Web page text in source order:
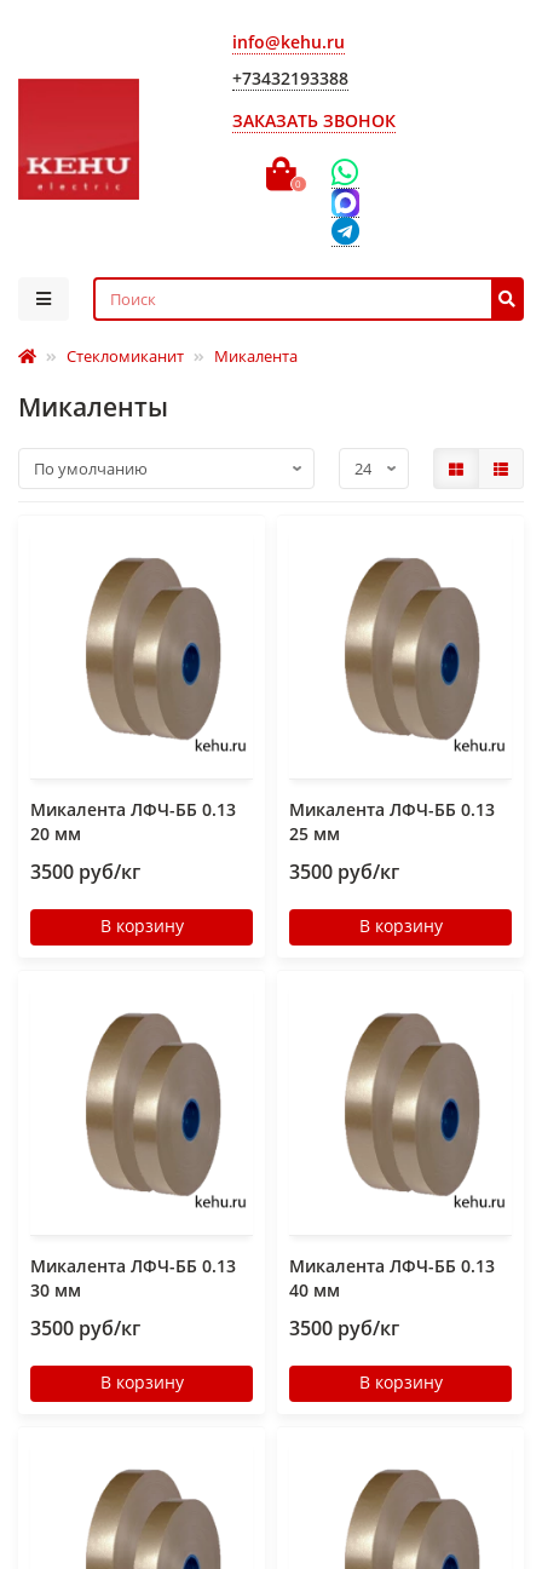
info@kehu.ru
+73432193388
ЗАКАЗАТЬ ЗВОНОК
0
Стекломиканит Микалента
Микаленты
Микалента ЛФЧ-ББ 0.13
20 мм
3500 руб/кг
В корзину
Микалента ЛФЧ-ББ 0.13
25 мм
3500 руб/кг
В корзину
Микалента ЛФЧ-ББ 0.13
30 мм
3500 руб/кг
В корзину
Микалента ЛФЧ-ББ 0.13
40 мм
3500 руб/кг
В корзину